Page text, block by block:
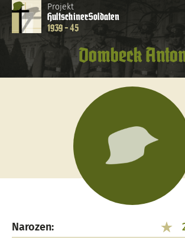
Projekt
HultschinerSoldaten
1939 - 45
Dombeck
Narozen: